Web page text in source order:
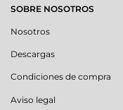
SOBRE NOSOTROS
Nosotros
Descargas
Condiciones de compra
Aviso legal